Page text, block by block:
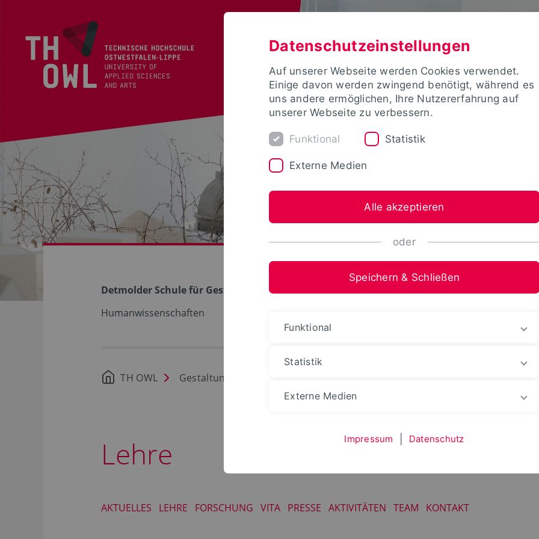
Detmolder Schule für Gestaltung
Humanwissenschaften
TH OWL Gestaltung
Lehre
AKTUELLES LEHRE FORSCHUNG VITA PRESSE AKTIVITÄTEN TEAM KONTAKT
Datenschutzeinstellungen
Auf unserer Webseite werden Cookies verwendet.
Einige davon werden zwingend benötigt, während es
uns andere ermöglichen, Ihre Nutzererfahrung auf
unserer Webseite zu verbessern.
Funktional Statistik
Externe Medien
Alle akzeptieren
oder
Speichern & Schließen
Funktional
Statistik
Externe Medien
Impressum Datenschutz